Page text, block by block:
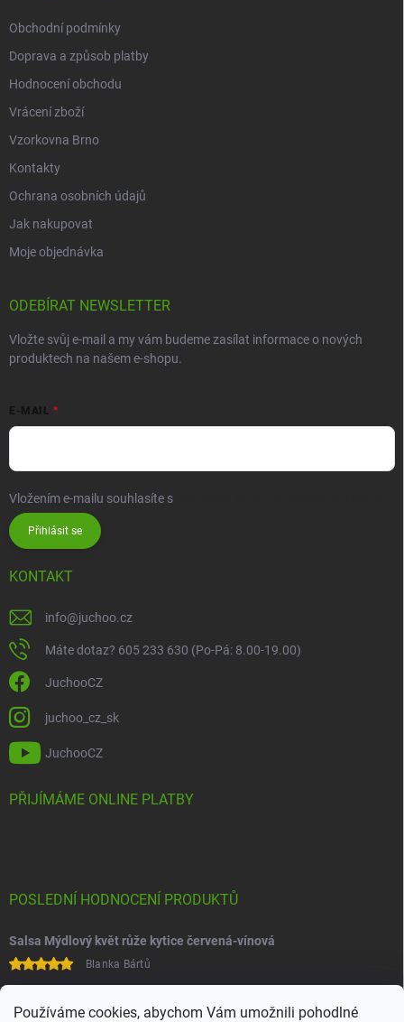
Používáme cookies, abychom Vám umožnili pohodlné
Obchodní podmínky
Doprava a způsob platby
Hodnocení obchodu
Vrácení zboží
Vzorkovna Brno
Kontakty
Ochrana osobních údajů
Jak nakupovat
Moje objednávka
ODEBÍRAT NEWSLETTER
Vložte svůj e-mail a my vám budeme zasílat informace o nových
produktech na našem e-shopu.
E-MAIL
Vložením e-mailu souhlasíte s
Přihlásit se
KONTAKT
info@juchoo.cz
Máte dotaz? 605 233 630 (Po-Pá: 8.00-19.00)
JuchooCZ
juchoo_cz_sk
JuchooCZ
PŘIJÍMÁME ONLINE PLATBY
POSLEDNÍ HODNOCENÍ PRODUKTŮ
Salsa Mýdlový květ růže kytice červená-vínová
Blanka Bártů